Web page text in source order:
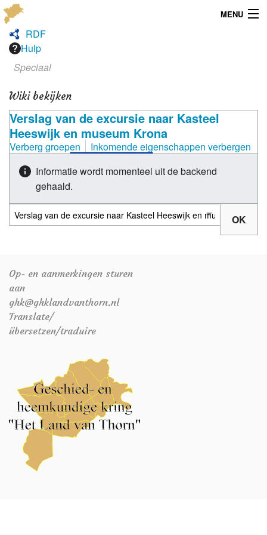
MENU
Menu
Publicaties
Dialect
Locaties
Kaarten
Overig
Verenigingsinfo
RDF
Hulp
Speciaal
Wiki bekijken
Verslag van de excursie naar Kasteel
Heeswijk en museum Krona
Verberg groepen
Inkomende eigenschappen verbergen
Informatie wordt momenteel uit de backend
gehaald.
Op- en aanmerkingen sturen
aan
ghk@ghklandvanthorn.nl
Translate/
übersetzen/traduire